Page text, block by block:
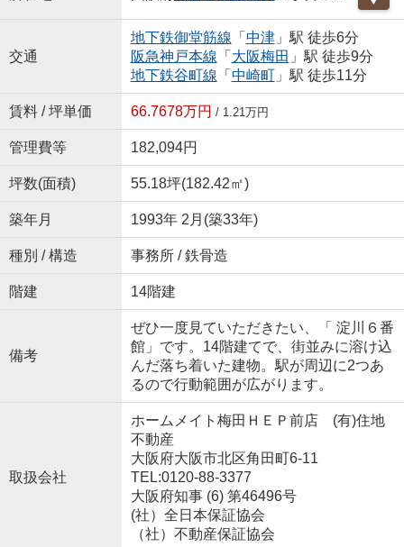
交通
地下鉄御堂筋線 「 中津」駅 徒歩6分
阪急神戸本線 「 大阪梅田 」駅 徒歩9分
地下鉄谷町線 「 中崎町」駅 徒歩11分
賃料 / 坪単価 66.7678万円 / 1.21万円
管理費等 182,094円
坪数(面積) 55.18坪(182.42㎡)
築年月 1993年 2月(築33年)
種別 / 構造 事務所 / 鉄骨造
階建 14階建
備考
ぜひ一度見ていただきたい、「 淀川６番
館」です。14階建てで、街並みに溶け込
んだ落ち着いた建物。駅が周辺に2つあ
るので行動範囲が広がります。
取扱会社
ホームメイト梅田ＨＥＰ前店 (有)住地
不動産
大阪府大阪市北区角田町6-11
TEL:0120-88-3377
大阪府知事 (6) 第46496号
(社）全日本保証協会
（社）不動産保証協会